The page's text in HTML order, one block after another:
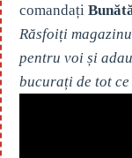
comandați
Răsfoiți
pentru voi și
bucurați de tot ce